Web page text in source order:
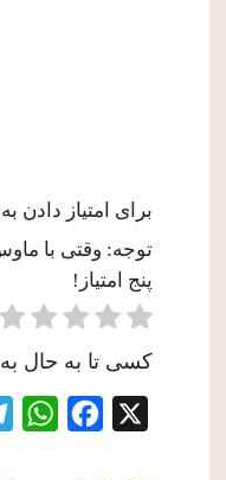
برای امتیاز دادن
توجه: وقتی با
پنج امتیاز!
کسی تا به حال به
X